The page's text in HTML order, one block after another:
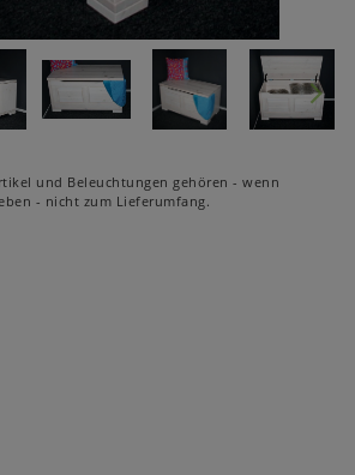
und Beleuchtungen gehören - wenn
- nicht zum Lieferumfang.